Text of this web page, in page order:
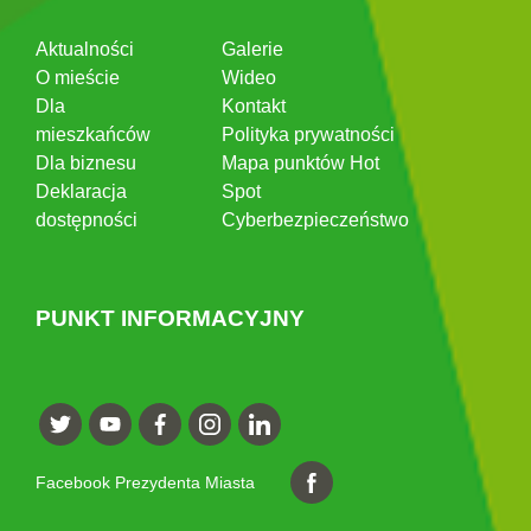
Aktualności
O mieście
Dla
mieszkańców
Dla biznesu
Deklaracja
dostępności
Galerie
Wideo
Kontakt
Polityka prywatności
Mapa punktów Hot
Spot
Cyberbezpieczeństwo
PUNKT INFORMACYJNY
Facebook Prezydenta Miasta